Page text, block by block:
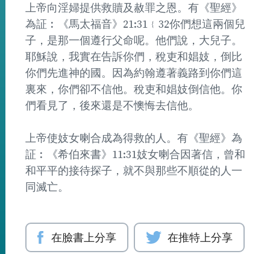
上帝向淫婦提供救贖及赦罪之恩。有《聖經》
為証︰《馬太福音》21:31﹛32你們想這兩個兒
子，是那一個遵行父命呢。他們說，大兒子。
耶穌說，我實在告訴你們，稅吏和娼妓，倒比
你們先進神的國。因為約翰遵著義路到你們這
裏來，你們卻不信他。稅吏和娼妓倒信他。你
們看見了，後來還是不懊悔去信他。
上帝使妓女喇合成為得救的人。有《聖經》為
証︰《希伯來書》11:31妓女喇合因著信，曾和
和平平的接待探子，就不與那些不順從的人一
同滅亡。
在臉書上分享 在推特上分享